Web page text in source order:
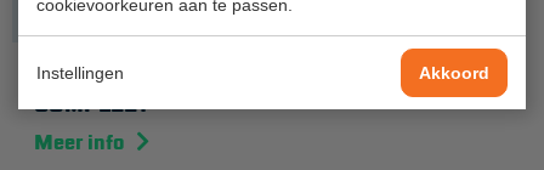
cookievoorkeuren aan te passen.
Instellingen Akkoord
SUPPORT
Handleidingen
Tips en trucs
Veelgestelde vragen
UITWIJKCONSOLE VOOR ROLSTEIGER 3,05 M
COMPLEET
Meer info